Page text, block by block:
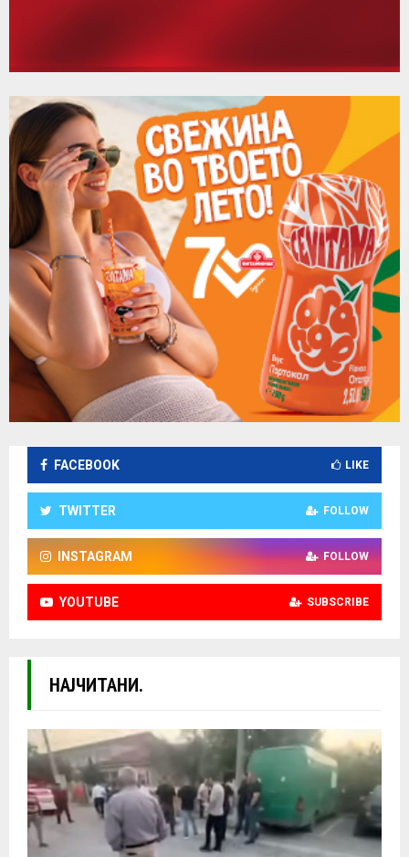
FACEBOOK LIKE
TWITTER FOLLOW
INSTAGRAM FOLLOW
YOUTUBE SUBSCRIBE
НАЈЧИТАНИ.